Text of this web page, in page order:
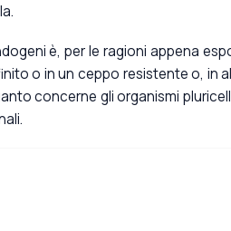
è, per le ragioni appena
o in un ceppo resistente o, in
concerne gli organismi